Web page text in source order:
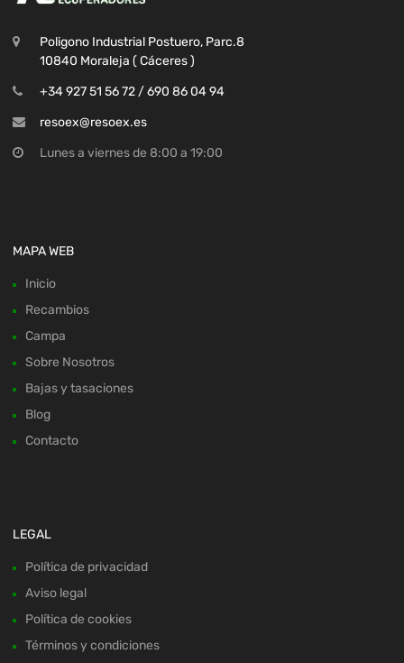
Poligono Industrial Postuero, Parc.8
10840 Moraleja ( Cáceres )
+34 927 51 56 72 / 690 86 04 94
resoex@resoex.es
Lunes a viernes de 8:00 a 19:00
MAPA WEB
Inicio
Recambios
Campa
Sobre Nosotros
Bajas y tasaciones
Blog
Contacto
LEGAL
Política de privacidad
Aviso legal
Política de cookies
Términos y condiciones